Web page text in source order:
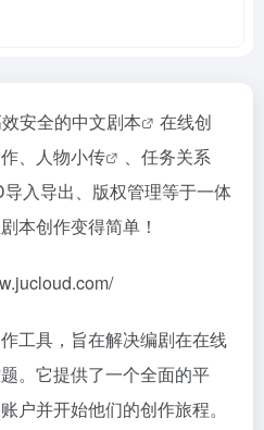
安全的中文剧本
在线创
、 人物小传
、任务关系
导入导出、版权管理等于一体
本创作变得简单！
工具，旨在解决编剧在在线
。它提供了一个全面的平
户并开始他们的创作旅程。